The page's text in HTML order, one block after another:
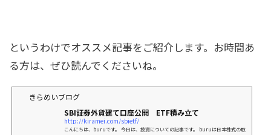
というわけでオススメ記事をご紹介します。お時間あ
る方は、ぜひ読んでくださいね。
きらめいブログ
SBI証券外貨建て口座公開 ETF積み立て
http://kiramei.com/sbietf/
こんにちは、buruです。 今日は、投資についての記事です。 buruは日本株式の取